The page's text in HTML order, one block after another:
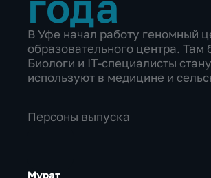
В Уфе начал работу геномный
образовательного центра. Там
Биологи и IT-специалисты
используют в медицине и
Персоны выпуска
Мурат